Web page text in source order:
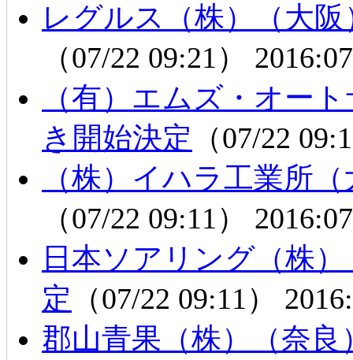
レグルス（株）（大
（07/22 09:21）
（有）エムズ・オー
き開始決定 （07/22
（株）イハラ工業所
（07/22 09:11）
日本ソアリング（株
定 （07/22 09:11）
郡山青果（株）（奈